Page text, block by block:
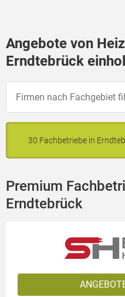
Angebote von
Erndtebrück
30 Fachbetriebe in
Premium
Erndtebrück